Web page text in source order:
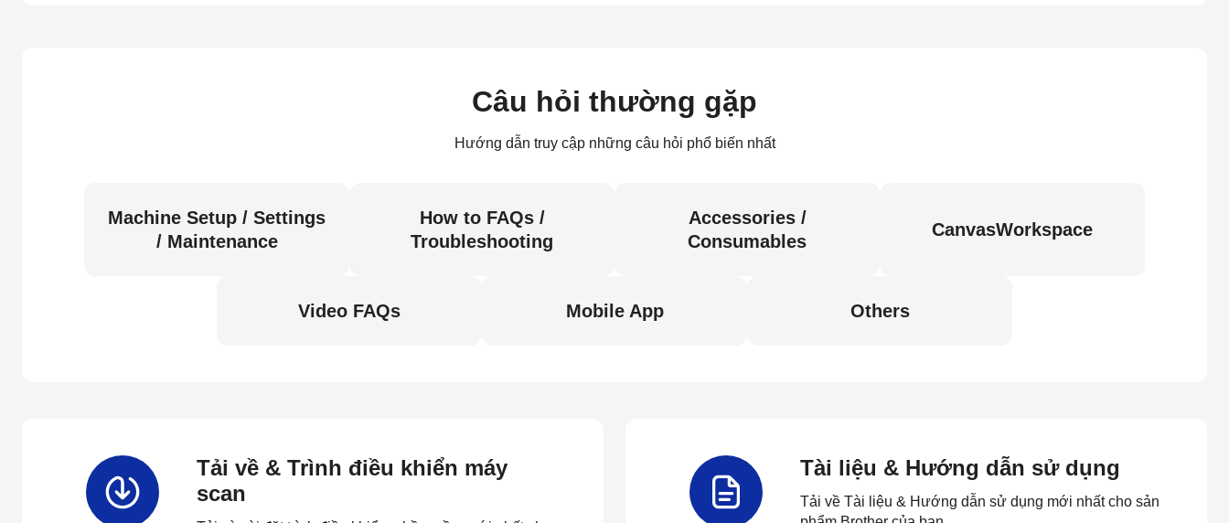
Câu hỏi thường gặp
Hướng dẫn truy cập những câu hỏi phổ biến nhất
Machine Setup / Settings
/ Maintenance
How to FAQs /
Troubleshooting
Accessories /
Consumables
CanvasWorkspace
Video FAQs Mobile App Others
Tải về & Trình điều khiển máy
scan
Tài liệu & Hướng dẫn sử dụng
Tải về Tài liệu & Hướng dẫn sử dụng mới nhất cho sản